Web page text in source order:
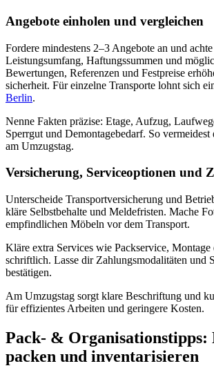
Angebote einholen und vergleichen
Fordere mindestens 2–3 Angebote an und
Leistungsumfang, Haftungssummen und
Bewertungen, Referenzen und Festpreise
sicherheit. Für einzelne Transporte lohnt sich
Berlin.
Nenne Fakten präzise: Etage, Aufzug,
Sperrgut und Demontagebedarf. So
am Umzugstag.
Versicherung, Serviceoptionen und
Unterscheide Transportversicherung und
kläre Selbstbehalte und Meldefristen. Mache
empfindlichen Möbeln vor dem Transport.
Kläre extra Services wie Packservice, Montage
schriftlich. Lasse dir Zahlungsmodalitäten und
bestätigen.
Am Umzugstag sorgt klare Beschriftung und
für effizientes Arbeiten und geringere Kosten.
Pack‑ &
packen und inventarisieren